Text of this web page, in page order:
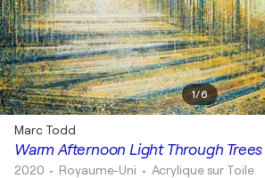
1/6
Warm Afternoon Light Through Trees
Marc Todd
2020 • Royaume-Uni • Acrylique sur Toile